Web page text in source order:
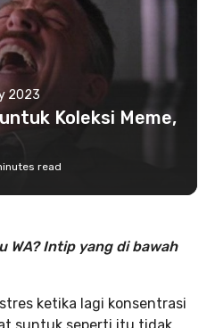
2023
Koleksi Meme,
read
WA? Intip yang di bawah
ketika lagi konsentrasi